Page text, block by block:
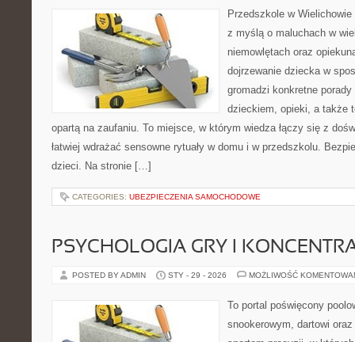
Przedszkole w
z myślą o maluchach w
niemowlętach oraz
dojrzewanie dziecka w
gromadzi konkretne
dzieckiem, opieki, a także
opartą na zaufaniu. To miejsce, w którym wiedza łączy się z
łatwiej wdrażać sensowne rytuały w domu i w przedszkolu.
dzieci. Na stronie […]
CATEGORIES: UBEZPIECZENIA SAMOCHODOWE
PSYCHOLOGIA GRY I
POSTED BY ADMIN STY - 29 - 2026 MOŻLIWOŚĆ
To portal poświęcony
snookerowym, dartowi